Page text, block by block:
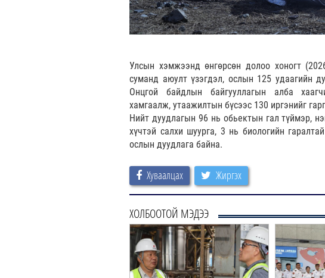
Улсын хэмжээнд өнгөрсөн долоо хоногт
суманд аюулт үзэгдэл, ослын 125 удаагийн
Онцгой байдлын байгууллагын алба
хамгаалж, утаажилтын бүсээс 130 иргэнийг
Нийт дуудлагын 96 нь обьектын гал түймэр,
хүчтэй салхи шуурга, 3 нь биологийн
ослын дуудлага байна.
Хуваалцах Жиргэх
ХОЛБООТОЙ МЭДЭЭ